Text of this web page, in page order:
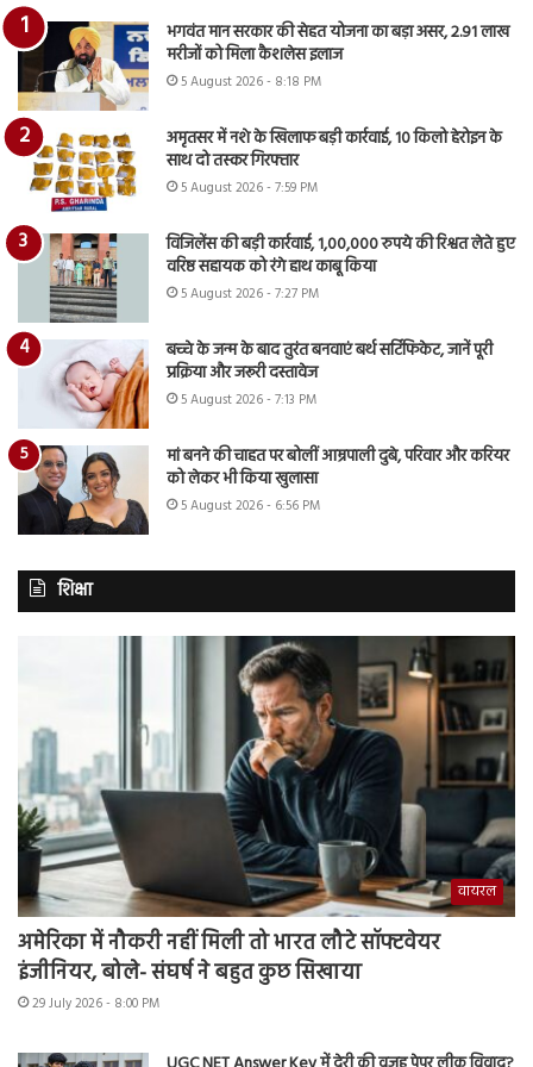
भगवंत मान सरकार की सेहत योजना का बड़ा असर, 2.91 लाख
मरीजों को मिला कैशलेस इलाज
5 August 2026 - 8:18 PM
अमृतसर में नशे के खिलाफ बड़ी कार्रवाई, 10 किलो हेरोइन के
साथ दो तस्कर गिरफ्तार
5 August 2026 - 7:59 PM
विजिलेंस की बड़ी कार्रवाई, 1,00,000 रुपये की रिश्वत लेते हुए
वरिष्ठ सहायक को रंगे हाथ काबू किया
5 August 2026 - 7:27 PM
बच्चे के जन्म के बाद तुरंत बनवाएं बर्थ सर्टिफिकेट, जानें पूरी
प्रक्रिया और जरूरी दस्तावेज
5 August 2026 - 7:13 PM
मां बनने की चाहत पर बोलीं आम्रपाली दुबे, परिवार और करियर
को लेकर भी किया खुलासा
5 August 2026 - 6:56 PM
शिक्षा
वायरल
अमेरिका में नौकरी नहीं मिली तो भारत लौटे सॉफ्टवेयर
इंजीनियर, बोले- संघर्ष ने बहुत कुछ सिखाया
29 July 2026 - 8:00 PM